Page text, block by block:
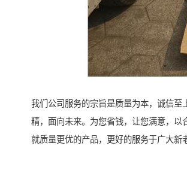
我们公司服务的宗旨是质量为本，诚信至
精，面向未来。为您省钱，让您满意，以
就质量更优的产品，更好的服务于广大新